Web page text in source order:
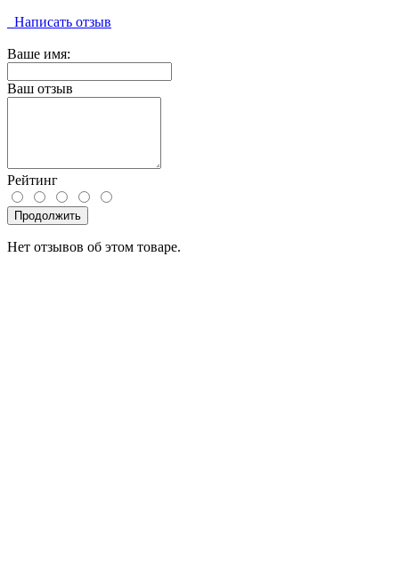
Написать отзыв
Ваше имя:
Ваш отзыв
Рейтинг
Продолжить
Нет отзывов об этом товаре.